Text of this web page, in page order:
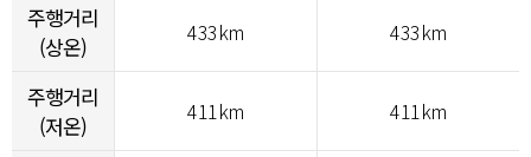
주행거리
(상온)
433km 433km
주행거리
(저온)
411km 411km